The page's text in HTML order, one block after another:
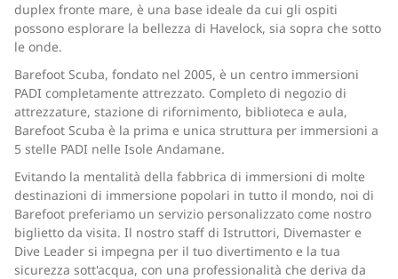
duplex fronte mare, è una base ideale da cui gli ospiti
possono esplorare la bellezza di Havelock, sia sopra che sotto
le onde.
Barefoot Scuba, fondato nel 2005, è un centro immersioni
PADI completamente attrezzato. Completo di negozio di
attrezzature, stazione di rifornimento, biblioteca e aula,
Barefoot Scuba è la prima e unica struttura per immersioni a
5 stelle PADI nelle Isole Andamane.
Evitando la mentalità della fabbrica di immersioni di molte
destinazioni di immersione popolari in tutto il mondo, noi di
Barefoot preferiamo un servizio personalizzato come nostro
biglietto da visita. Il nostro staff di Istruttori, Divemaster e
Dive Leader si impegna per il tuo divertimento e la tua
sicurezza sott'acqua, con una professionalità che deriva da